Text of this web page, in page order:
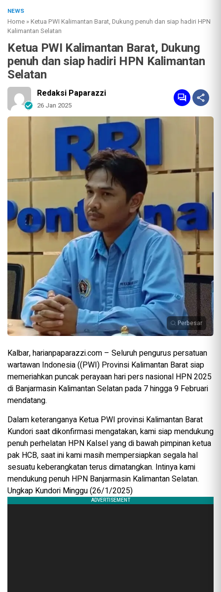
NEWS
Home »Ketua PWI Kalimantan Barat, Dukung penuh dan siap hadiri HPN
Kalimantan Selatan
Ketua PWI Kalimantan Barat, Dukung
penuh dan siap hadiri HPN Kalimantan
Selatan
Redaksi Paparazzi
26 Jan 2025
Perbesar
Kalbar, harianpaparazzi.com – Seluruh pengurus persatuan
wartawan Indonesia ((PWI) Provinsi Kalimantan Barat siap
memeriahkan puncak perayaan hari pers nasional HPN 2025
di Banjarmasin Kalimantan Selatan pada 7 hingga 9 Februari
mendatang.
Dalam keteranganya Ketua PWI provinsi Kalimantan Barat
Kundori saat dikonfirmasi mengatakan, kami siap mendukung
penuh perhelatan HPN Kalsel yang di bawah pimpinan ketua
pak HCB, saat ini kami masih mempersiapkan segala hal
sesuatu keberangkatan terus dimatangkan. Intinya kami
mendukung penuh HPN Banjarmasin Kalimantan Selatan.
Ungkap Kundori Minggu (26/1/2025)